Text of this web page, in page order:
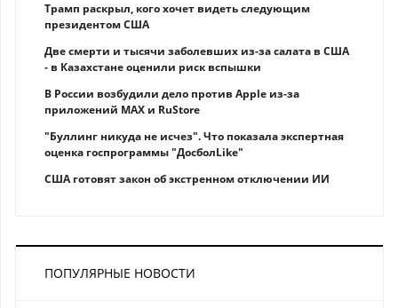
Трамп раскрыл, кого хочет видеть следующим
президентом США
Две смерти и тысячи заболевших из-за салата в США
- в Казахстане оценили риск вспышки
В России возбудили дело против Apple из-за
приложений MAX и RuStore
"Буллинг никуда не исчез". Что показала экспертная
оценка госпрограммы "ДосболLike"
США готовят закон об экстренном отключении ИИ
ПОПУЛЯРНЫЕ НОВОСТИ